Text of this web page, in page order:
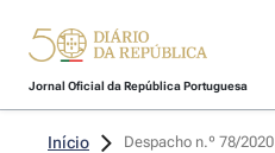
Jornal Oficial da República Portuguesa
Início Despacho n.º 78/2020